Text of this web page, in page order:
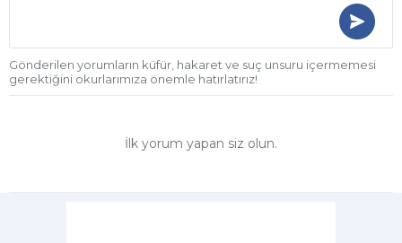
Gönderilen yorumların küfür, hakaret ve suç unsuru içermemesi
gerektiğini okurlarımıza önemle hatırlatırız!
İlk yorum yapan siz olun.